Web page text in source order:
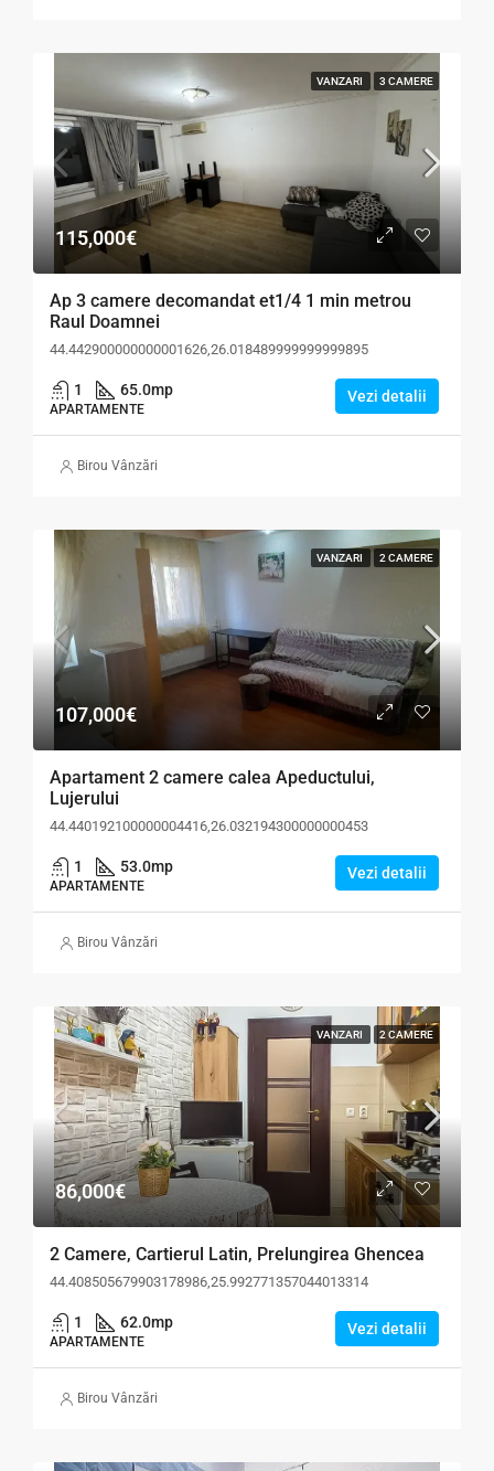
VANZARI 3 CAMERE
115,000€
Ap 3 camere decomandat et1/4 1 min metrou
Raul Doamnei
44.442900000000001626,26.018489999999999895
1 65.0mp
APARTAMENTE
Vezi detalii
Birou Vânzări
VANZARI 2 CAMERE
107,000€
Apartament 2 camere calea Apeductului,
Lujerului
44.440192100000004416,26.032194300000000453
1 53.0mp
APARTAMENTE
Vezi detalii
Birou Vânzări
VANZARI 2 CAMERE
86,000€
2 Camere, Cartierul Latin, Prelungirea Ghencea
44.408505679903178986,25.992771357044013314
1 62.0mp
APARTAMENTE
Vezi detalii
Birou Vânzări